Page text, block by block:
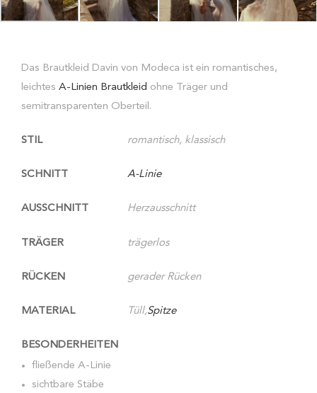
Das Brautkleid Davin von Modeca ist ein romantisches,
leichtes A-Linien Brautkleid ohne Träger und
semitransparenten Oberteil.
STIL romantisch, klassisch
SCHNITT A-Linie
AUSSCHNITT Herzausschnitt
TRÄGER trägerlos
RÜCKEN gerader Rücken
MATERIAL Tüll,Spitze
BESONDERHEITEN
fließende A-Linie
sichtbare Stäbe